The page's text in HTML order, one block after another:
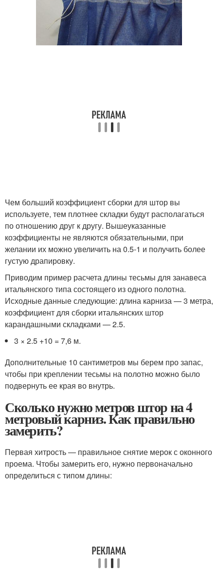
Чем больший коэффициент сборки для штор вы
используете, тем плотнее складки будут располагаться
по отношению друг к другу. Вышеуказанные
коэффициенты не являются обязательными, при
желании их можно увеличить на 0.5-1 и получить более
густую драпировку.
Приводим пример расчета длины тесьмы для занавеса
итальянского типа состоящего из одного полотна.
Исходные данные следующие: длина карниза — 3 метра,
коэффициент для сборки итальянских штор
карандашными складками — 2.5.
3 × 2.5 +10 = 7,6 м.
Дополнительные 10 сантиметров мы берем про запас,
чтобы при креплении тесьмы на полотно можно было
подвернуть ее края во внутрь.
Сколько нужно метров штор на 4
метровый карниз. Как правильно
замерить?
Первая хитрость — правильное снятие мерок с оконного
проема. Чтобы замерить его, нужно первоначально
определиться с типом длины: